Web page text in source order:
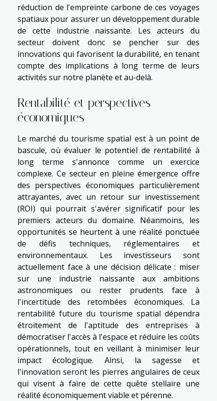
réduction de l'empreinte carbone de ces voyages
spatiaux pour assurer un développement durable
de cette industrie naissante. Les acteurs du
secteur doivent donc se pencher sur des
innovations qui favorisent la durabilité, en tenant
compte des implications à long terme de leurs
activités sur notre planète et au-delà.
Rentabilité et perspectives
économiques
Le marché du tourisme spatial est à un point de
bascule, où évaluer le potentiel de rentabilité à
long terme s'annonce comme un exercice
complexe. Ce secteur en pleine émergence offre
des perspectives économiques particulièrement
attrayantes, avec un retour sur investissement
(ROI) qui pourrait s'avérer significatif pour les
premiers acteurs du domaine. Néanmoins, les
opportunités se heurtent à une réalité ponctuée
de défis techniques, réglementaires et
environnementaux. Les investisseurs sont
actuellement face à une décision délicate : miser
sur une industrie naissante aux ambitions
astronomiques ou rester prudents face à
l'incertitude des retombées économiques. La
rentabilité future du tourisme spatial dépendra
étroitement de l'aptitude des entreprises à
démocratiser l'accès à l'espace et réduire les coûts
opérationnels, tout en veillant à minimiser leur
impact écologique. Ainsi, la sagesse et
l'innovation seront les pierres angulaires de ceux
qui visent à faire de cette quête stellaire une
réalité économiquement viable et pérenne.